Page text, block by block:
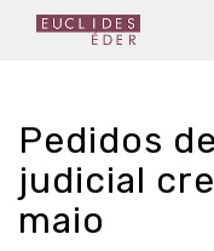
Pedidos
judicial
maio